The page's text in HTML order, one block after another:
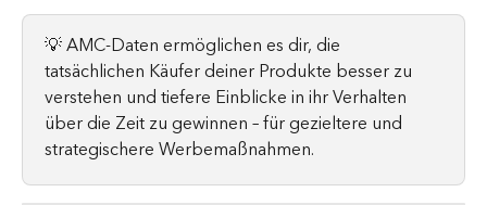
💡 AMC-Daten ermöglichen es dir, die
tatsächlichen Käufer deiner Produkte besser zu
verstehen und tiefere Einblicke in ihr Verhalten
über die Zeit zu gewinnen – für gezieltere und
strategischere Werbemaßnahmen.